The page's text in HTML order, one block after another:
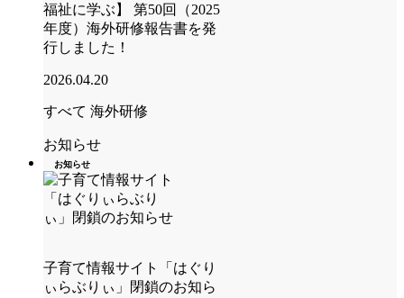
福祉に学ぶ】 第50回（2025
年度）海外研修報告書を発
行しました！
2026.04.20
すべて 海外研修
お知らせ
お知らせ
子育て情報サイト「はぐり
ぃらぶりぃ」閉鎖のお知ら